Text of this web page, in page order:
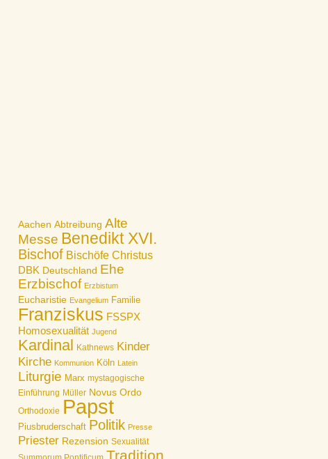
Aachen Abtreibung Alte
Messe Benedikt XVI.
Bischof Bischöfe Christus
DBK Deutschland Ehe
Erzbischof Erzbistum
Eucharistie Evangelium Familie
Franziskus FSSPX
Homosexualität Jugend
Kardinal Kathnews Kinder
Kirche Kommunion Köln Latein
Liturgie Marx mystagogische
Einführung Müller Novus Ordo
Orthodoxie Papst
Piusbruderschaft Politik Presse
Priester Rezension Sexualität
Tradition